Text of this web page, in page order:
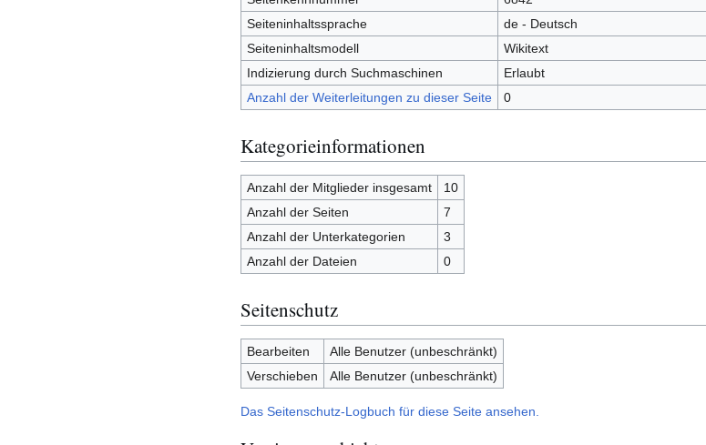
Seiteninhaltssprache
de - Deutsch
Seiteninhaltsmodell
Wikitext
Indizierung durch Suchmaschinen
Erlaubt
Anzahl der Weiterleitungen zu dieser Seite
0
Kategorieinformationen
Anzahl der Mitglieder insgesamt
10
Anzahl der Seiten
7
Anzahl der Unterkategorien
3
Anzahl der Dateien
0
Seitenschutz
Bearbeiten
Alle Benutzer (unbeschränkt)
Verschieben
Alle Benutzer (unbeschränkt)
Das Seitenschutz-Logbuch für diese Seite ansehen.